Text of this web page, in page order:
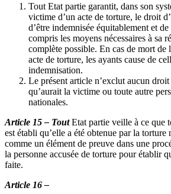
Tout Etat partie garantit, dans son
victime d’un acte de torture, le droit
d’être indemnisée équitablement et
compris les moyens nécessaires à sa
complète possible. En cas de mort de
acte de torture, les ayants cause de
indemnisation.
Le présent article n’exclut aucun
qu’aurait la victime ou toute autre
nationales.
Article 15 – ToutEtat partie veille à ce que
est établi qu’elle a été obtenue par la torture
comme un élément de preuve dans une
la personne accusée de torture pour établir
faite.
Article 16 –